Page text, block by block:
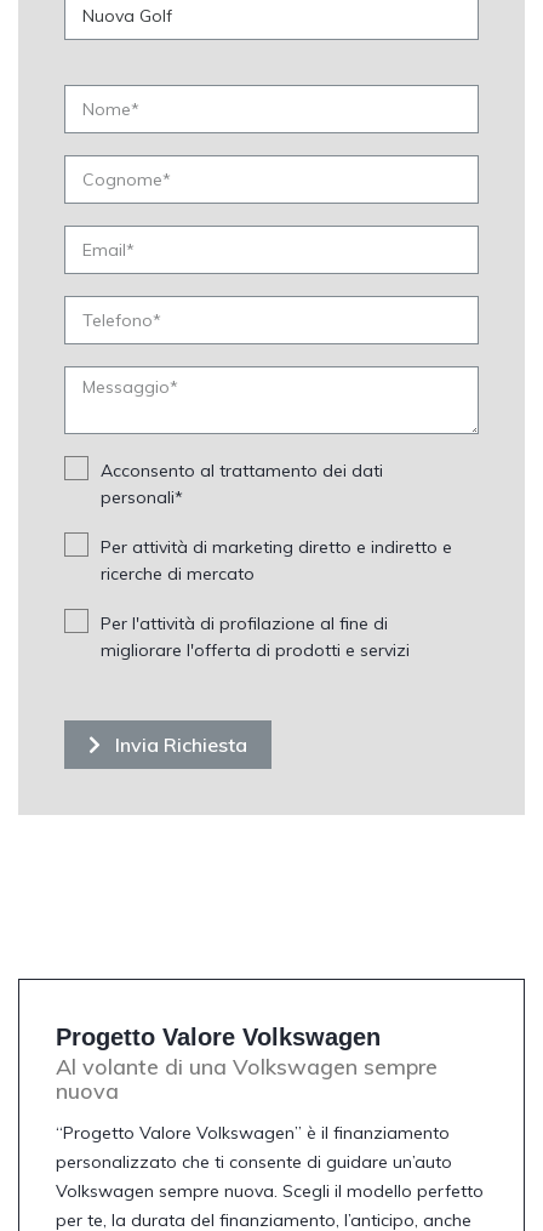
Acconsento al trattamento dei dati
personali*
Per attività di marketing diretto e indiretto e
ricerche di mercato
Per l'attività di profilazione al fine di
migliorare l'offerta di prodotti e servizi
Invia Richiesta
Progetto Valore Volkswagen
Al volante di una Volkswagen sempre
nuova
“Progetto Valore Volkswagen” è il finanziamento
personalizzato che ti consente di guidare un’auto
Volkswagen sempre nuova. Scegli il modello perfetto
per te, la durata del finanziamento, l’anticipo, anche